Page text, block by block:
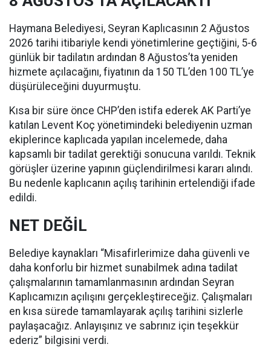
Haymana Belediyesi, Seyran Kaplıcasının 2 Ağustos
2026 tarihi itibariyle kendi yönetimlerine geçtiğini, 5-6
günlük bir tadilatın ardından 8 Ağustos’ta yeniden
hizmete açılacağını, fiyatının da 150 TL’den 100 TL’ye
düşürüleceğini duyurmuştu.
Kısa bir süre önce CHP’den istifa ederek AK Parti’ye
katılan Levent Koç yönetimindeki belediyenin uzman
ekiplerince kaplıcada yapılan incelemede, daha
kapsamlı bir tadilat gerektiği sonucuna varıldı. Teknik
görüşler üzerine yapının güçlendirilmesi kararı alındı.
Bu nedenle kaplıcanın açılış tarihinin ertelendiği ifade
edildi.
NET DEĞİL
Belediye kaynakları “Misafirlerimize daha güvenli ve
daha konforlu bir hizmet sunabilmek adına tadilat
çalışmalarının tamamlanmasının ardından Seyran
Kaplıcamızın açılışını gerçekleştireceğiz. Çalışmaları
en kısa sürede tamamlayarak açılış tarihini sizlerle
paylaşacağız. Anlayışınız ve sabrınız için teşekkür
ederiz” bilgisini verdi.